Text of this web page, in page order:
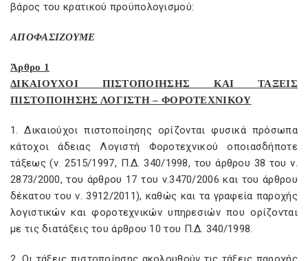
βάρος του κρατικού προϋπολογισμού:
ΑΠΟΦΑΣΙΖΟΥΜΕ
Άρθρο 1
ΔΙΚΑΙΟΥΧΟΙ ΠΙΣΤΟΠΟΙΗΣΗΣ ΚΑΙ ΤΑΞΕΙΣ
ΠΙΣΤΟΠΟΙΗΣΗΣ ΛΟΓΙΣΤΗ – ΦΟΡΟΤΕΧΝΙΚΟΥ
1. Δικαιούχοι πιστοποίησης ορίζονται φυσικά πρόσωπα
κάτοχοι άδειας Λογιστή Φοροτεχνικού οποιασδήποτε
τάξεως (ν. 2515/1997, Π.Δ. 340/1998, του άρθρου 38 του ν.
2873/2000, του άρθρου 17 του ν.3470/2006 και του άρθρου
δέκατου του ν. 3912/2011), καθώς και τα γραφεία παροχής
λογιστικών και φοροτεχνικών υπηρεσιών που ορίζονται
με τις διατάξεις του άρθρου 10 του Π.Δ. 340/1998.